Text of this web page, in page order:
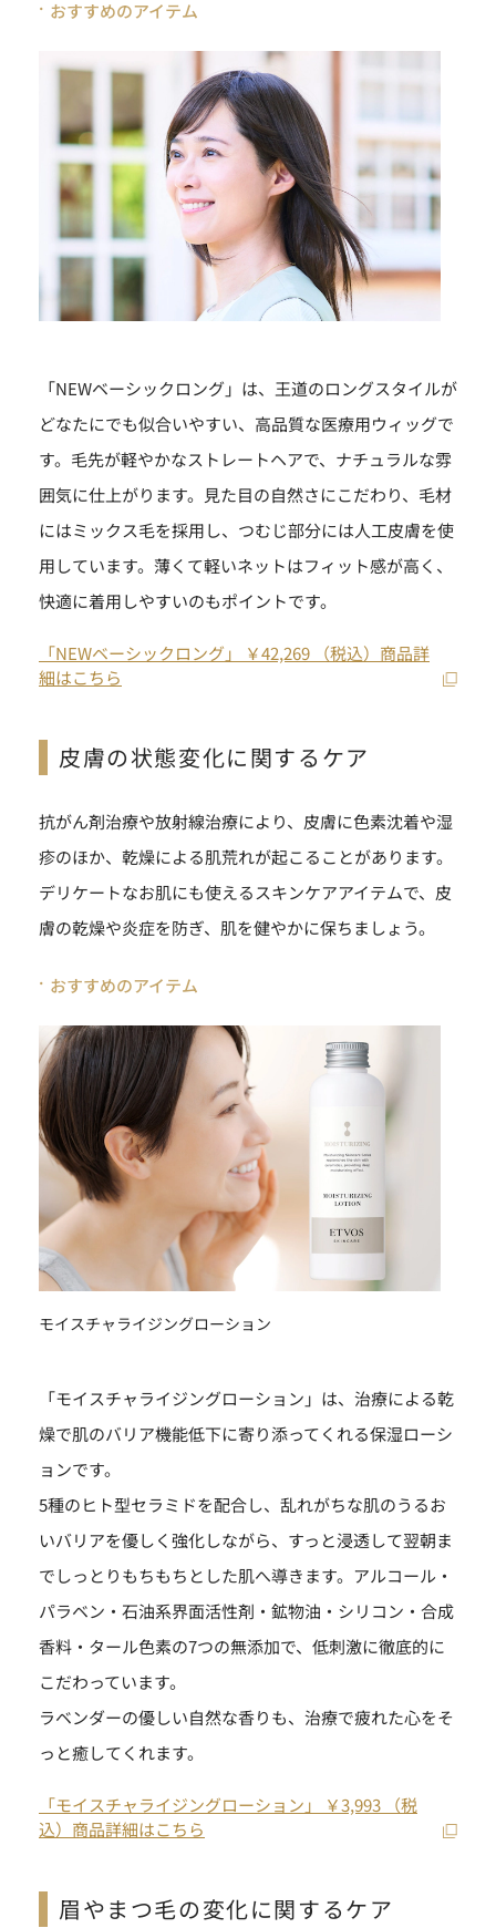
おすすめのアイテム
「NEWベーシックロング」は、王道のロングスタイルが
どなたにでも似合いやすい、高品質な医療用ウィッグで
す。毛先が軽やかなストレートヘアで、ナチュラルな雰
囲気に仕上がります。見た目の自然さにこだわり、毛材
にはミックス毛を採用し、つむじ部分には人工皮膚を使
用しています。薄くて軽いネットはフィット感が高く、
快適に着用しやすいのもポイントです。
「NEWベーシックロング」 ￥42,269 （税込）商品詳
細はこちら
皮膚の状態変化に関するケア
抗がん剤治療や放射線治療により、皮膚に色素沈着や湿
疹のほか、乾燥による肌荒れが起こることがあります。
デリケートなお肌にも使えるスキンケアアイテムで、皮
膚の乾燥や炎症を防ぎ、肌を健やかに保ちましょう。
おすすめのアイテム
モイスチャライジングローション
「モイスチャライジングローション」は、治療による乾
燥で肌のバリア機能低下に寄り添ってくれる保湿ローシ
ョンです。
5種のヒト型セラミドを配合し、乱れがちな肌のうるお
いバリアを優しく強化しながら、すっと浸透して翌朝ま
でしっとりもちもちとした肌へ導きます。アルコール・
パラベン・石油系界面活性剤・鉱物油・シリコン・合成
香料・タール色素の7つの無添加で、低刺激に徹底的に
こだわっています。
ラベンダーの優しい自然な香りも、治療で疲れた心をそ
っと癒してくれます。
「モイスチャライジングローション」 ￥3,993 （税
込）商品詳細はこちら
眉やまつ毛の変化に関するケア